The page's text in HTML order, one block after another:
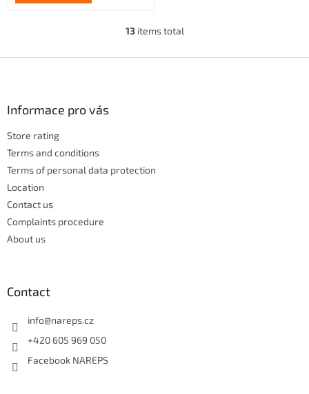
L
s
t
13items total
Informace pro vás
Store rating
Terms and conditions
Terms of personal data protection
Location
Contact us
Complaints procedure
About us
Contact
info@nareps.cz
+420 605 969 050
Facebook NAREPS